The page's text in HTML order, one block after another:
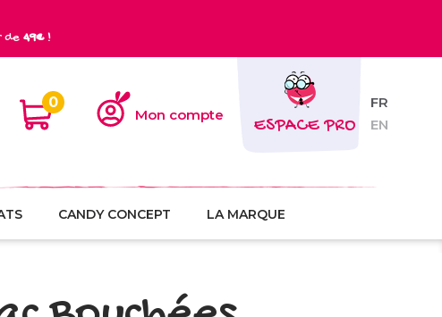
de49€!
0
Mon compte
ESPACE PRO
FR
EN
CANDY CONCEPT LA MARQUE